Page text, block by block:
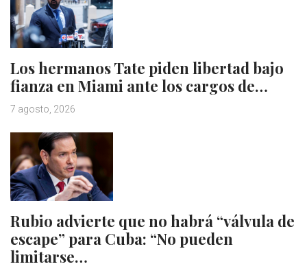
Los hermanos Tate piden libertad bajo
fianza en Miami ante los cargos de…
7 agosto, 2026
Rubio advierte que no habrá “válvula de
escape” para Cuba: “No pueden
limitarse…